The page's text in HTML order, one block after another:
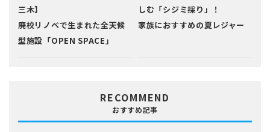
三木】
廃校リノベで生まれた全天候
型施設「OPEN SPACE」
しむ「シジミ採り」！
家族におすすめの夏レジャー
RECOMMEND
おすすめ記事